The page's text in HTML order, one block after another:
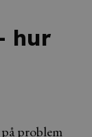
hur
problem